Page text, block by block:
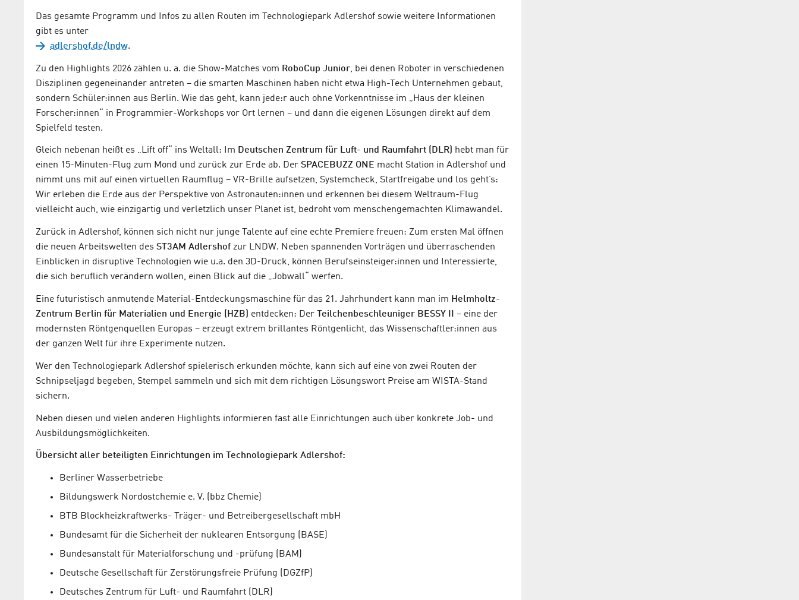
Das gesamte Programm und Infos zu allen Routen im Technologiepark Adlershof sowie weitere Informationen
gibt es unter
adlershof.de/lndw.
Zu den Highlights 2026 zählen u. a. die Show-Matches vom RoboCup Junior, bei denen Roboter in verschiedenen
Disziplinen gegeneinander antreten – die smarten Maschinen haben nicht etwa High-Tech Unternehmen gebaut,
sondern Schüler:innen aus Berlin. Wie das geht, kann jede:r auch ohne Vorkenntnisse im „Haus der kleinen
Forscher:innen“ in Programmier-Workshops vor Ort lernen – und dann die eigenen Lösungen direkt auf dem
Spielfeld testen.
Gleich nebenan heißt es „Lift off“ ins Weltall: Im Deutschen Zentrum für Luft- und Raumfahrt (DLR) hebt man für
einen 15-Minuten-Flug zum Mond und zurück zur Erde ab. Der SPACEBUZZ ONE macht Station in Adlershof und
nimmt uns mit auf einen virtuellen Raumflug – VR-Brille aufsetzen, Systemcheck, Startfreigabe und los geht’s:
Wir erleben die Erde aus der Perspektive von Astronauten:innen und erkennen bei diesem Weltraum-Flug
vielleicht auch, wie einzigartig und verletzlich unser Planet ist, bedroht vom menschengemachten Klimawandel.
Zurück in Adlershof, können sich nicht nur junge Talente auf eine echte Premiere freuen: Zum ersten Mal öffnen
die neuen Arbeitswelten des ST3AM Adlershof zur LNDW. Neben spannenden Vorträgen und überraschenden
Einblicken in disruptive Technologien wie u.a. den 3D-Druck, können Berufseinsteiger:innen und Interessierte,
die sich beruflich verändern wollen, einen Blick auf die „Jobwall“ werfen.
Eine futuristisch anmutende Material-Entdeckungsmaschine für das 21. Jahrhundert kann man im Helmholtz-
Zentrum Berlin für Materialien und Energie (HZB) entdecken: Der Teilchenbeschleuniger BESSY II
– eine der
modernsten Röntgenquellen Europas – erzeugt extrem brillantes Röntgenlicht, das Wissenschaftler:innen aus
der ganzen Welt für ihre Experimente nutzen.
Wer den Technologiepark Adlershof spielerisch erkunden möchte, kann sich auf eine von zwei Routen der
Schnipseljagd begeben, Stempel sammeln und sich mit dem richtigen Lösungswort Preise am WISTA-Stand
sichern.
Neben diesen und vielen anderen Highlights informieren fast alle Einrichtungen auch über konkrete Job- und
Ausbildungsmöglichkeiten.
Übersicht aller beteiligten Einrichtungen im Technologiepark Adlershof:
Berliner Wasserbetriebe
Bildungswerk Nordostchemie e. V. (bbz Chemie)
BTB Blockheizkraftwerks- Träger- und Betreibergesellschaft mbH
Bundesamt für die Sicherheit der nuklearen Entsorgung (BASE)
Bundesanstalt für Materialforschung und -prüfung (BAM)
Deutsche Gesellschaft für Zerstörungsfreie Prüfung (DGZfP)
Deutsches Zentrum für Luft- und Raumfahrt (DLR)